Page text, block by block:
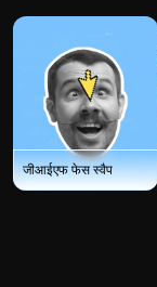
जीआईएफ फेस स्वैप